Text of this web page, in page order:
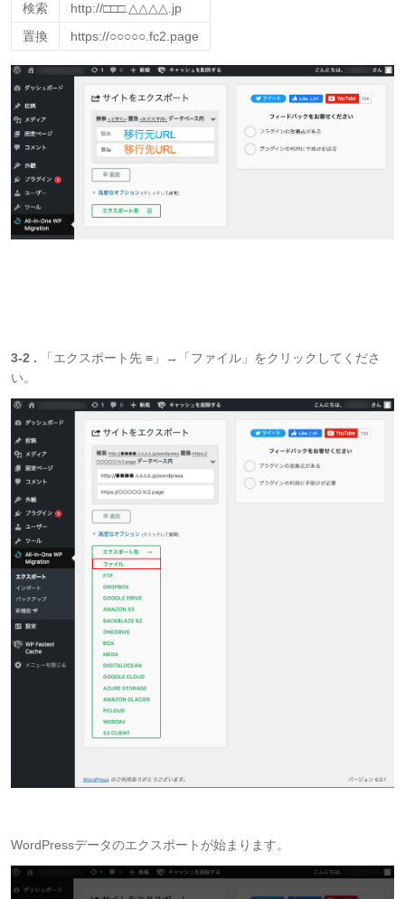
検索
http://□□□.△△△△.jp
置換
https://○○○○○.fc2.page
3-2 .
「エクスポート先 ≡」→「ファイル」をクリックしてくださ
い。
WordPressデータのエクスポートが始まります。